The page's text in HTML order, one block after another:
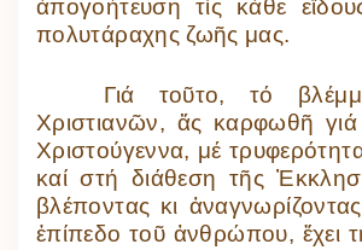
ἀπογοήτευση τίς κάθε
πολυτάραχης ζωῆς μας.
Γιά τοῦτο, τό
Χριστιανῶν, ἄς καρφωθῆ
Χριστούγεννα, μέ
καί στή διάθεση τῆς
βλέποντας κι
ἐπίπεδο τοῦ ἀνθρώπου, ἔχει